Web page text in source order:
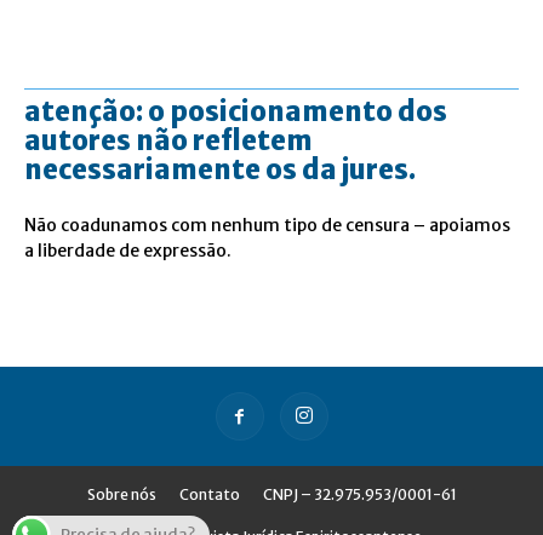
atenção: o posicionamento dos
autores não refletem
necessariamente os da jures.
Não coadunamos com nenhum tipo de censura – apoiamos
a liberdade de expressão.
Sobre nós Contato CNPJ – 32.975.953/0001-61